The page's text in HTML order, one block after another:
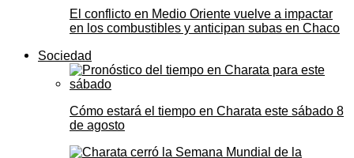
El conflicto en Medio Oriente vuelve a impactar
en los combustibles y anticipan subas en Chaco
Sociedad
Cómo estará el tiempo en Charata este sábado 8
de agosto